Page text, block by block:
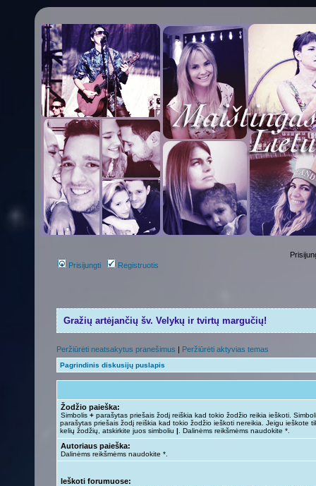
Prisijungti Registruotis
Gražių artėjančių šv. Velykų ir tvirtų margučių!
Peržiūrėti neatsakytus pranešimus | Peržiūrėti aktyvias temas
Pagrindinis diskusijų puslapis
Žodžio paieška:
Simbolis + parašytas priešais žodį reiškia kad tokio žodžio reikia ieškoti.
parašytas priešais žodį reiškia kad tokio žodžio ieškoti nereikia. Jeigu ieškote
kelių žodžių, atskirkite juos simboliu | . Dalinėms reikšmėms naudokite *.
Autoriaus paieška:
Dalinėms reikšmėms naudokite *.
Ieškoti forumuose: